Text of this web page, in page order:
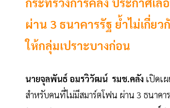
ผ่าน 3 ธนาคารรัฐ ย้ำไม่เกี่ย
ให้กลุ่มเปราะบางก่อน
นายจุลพันธ์ อมรวิวัฒน์ รมช.คลัง เปิดเผ
สำหรับคนที่ไม่มีสมาร์ตโฟน ผ่าน 3 ธนาคา